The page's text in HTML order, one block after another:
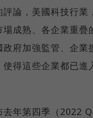
論，美國科技行業
場成熟、各企業重疊
府加強監管、企業
使得這些企業都已進
去年第四季（2022